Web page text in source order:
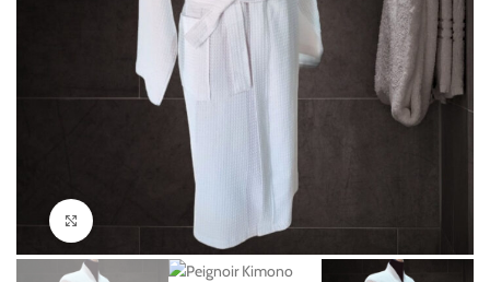
Cliquez pour agrandir